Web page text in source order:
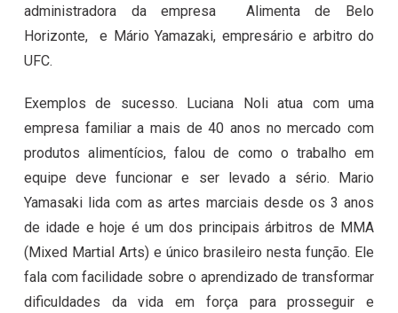
administradora da empresa Alimenta de Belo
Horizonte, e Mário Yamazaki, empresário e arbitro do
UFC.
Exemplos de sucesso. Luciana Noli atua com uma
empresa familiar a mais de 40 anos no mercado com
produtos alimentícios, falou de como o trabalho em
equipe deve funcionar e ser levado a sério. Mario
Yamasaki lida com as artes marciais desde os 3 anos
de idade e hoje é um dos principais árbitros de MMA
(Mixed Martial Arts) e único brasileiro nesta função. Ele
fala com facilidade sobre o aprendizado de transformar
dificuldades da vida em força para prosseguir e